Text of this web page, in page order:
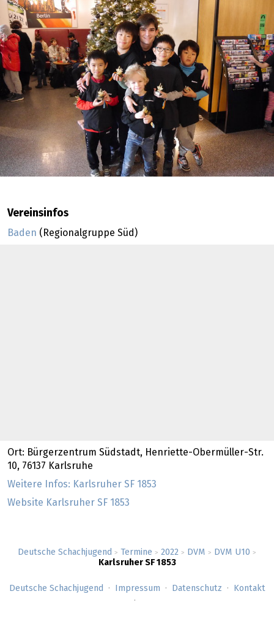
Deutsche Schachjugend > Termine > 2022 > DVM > DVM U10 >
Karlsruher SF 1853
Vereinsinfos
Baden (Regionalgruppe Süd)
Ort: Bürgerzentrum Südstadt, Henriette-Obermüller-Str.
10, 76137 Karlsruhe
Weitere Infos: Karlsruher SF 1853
Website Karlsruher SF 1853
Deutsche Schachjugend Impressum Datenschutz Kontakt